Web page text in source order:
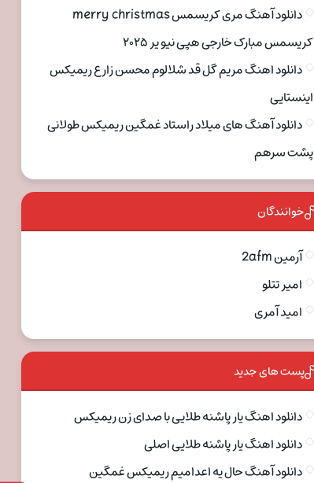
دانلود آهنگ مری کریسمس merry christmas
کریسمس مبارک خارجی هپی نیو یر ۲۰۲۵
دانلود اهنگ مریم گل قد شلالوم محسن زارع ریمیکس
اینستایی
دانلود آهنگ های میلاد راستاد غمگین ریمیکس طولانی
پشت سرهم
خوانندگان
آرمین 2afm
امیر تتلو
امید آمری
پست های جدید
دانلود اهنگ یار پاشنه طلایی با صدای زن ریمیکس
دانلود اهنگ یار پاشنه طلایی اصلی
دانلود آهنگ حال یه اعدامیم ریمیکس غمگین